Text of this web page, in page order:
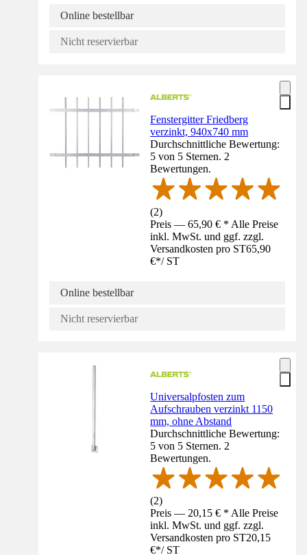
Online bestellbar
Nicht reservierbar
Fenstergitter Friedberg
verzinkt, 940x740 mm
Durchschnittliche Bewertung:
5 von 5 Sternen. 2
Bewertungen.
(2)
Preis — 65,90 € * Alle Preise
inkl. MwSt. und ggf. zzgl.
Versandkosten pro ST65,90
€*/ ST
Online bestellbar
Nicht reservierbar
Universalpfosten zum
Aufschrauben verzinkt 1150
mm, ohne Abstand
Durchschnittliche Bewertung:
5 von 5 Sternen. 2
Bewertungen.
(2)
Preis — 20,15 € * Alle Preise
inkl. MwSt. und ggf. zzgl.
Versandkosten pro ST20,15
€*/ ST